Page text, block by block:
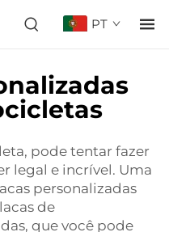
PT
pode tentar fazer
legal e incrível. Uma
personalizadas
de
que você pode